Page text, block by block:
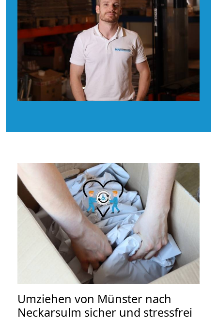
Umziehen von Münster nach
Neckarsulm sicher und stressfrei